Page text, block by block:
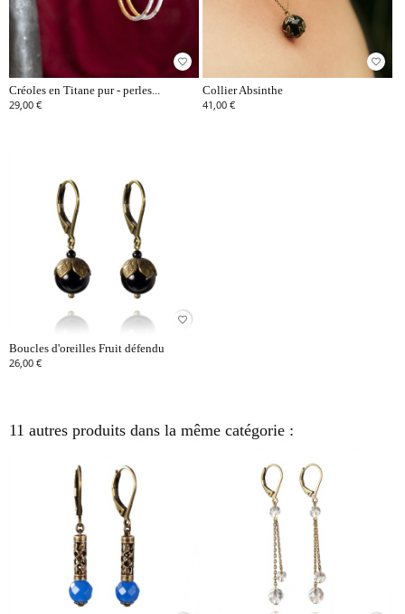
favorite_border
Créoles en Titane pur - perles...
29,00 €
favorite_border
Collier Absinthe
41,00 €
favorite_border
Boucles d'oreilles Fruit défendu
26,00 €
11 autres produits dans la même catégorie :